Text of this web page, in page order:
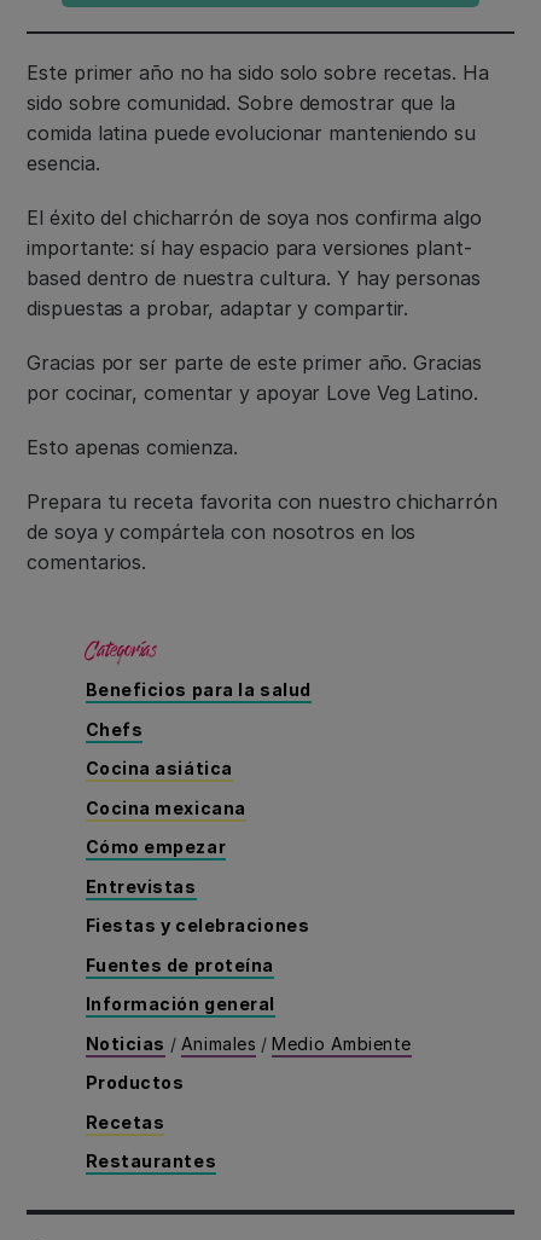
Este primer año no ha sido solo sobre recetas. Ha
sido sobre comunidad. Sobre demostrar que la
comida latina puede evolucionar manteniendo su
esencia.
El éxito del chicharrón de soya nos confirma algo
importante: sí hay espacio para versiones plant-
based dentro de nuestra cultura. Y hay personas
dispuestas a probar, adaptar y compartir.
Gracias por ser parte de este primer año. Gracias
por cocinar, comentar y apoyar Love Veg Latino.
Esto apenas comienza.
Prepara tu receta favorita con nuestro chicharrón
de soya y compártela con nosotros en los
comentarios.
Categorías
Beneficios para la salud
Chefs
Cocina asiática
Cocina mexicana
Cómo empezar
Entrevistas
Fiestas y celebraciones
Fuentes de proteína
Información general
Noticias / Animales /Medio Ambiente
Productos
Recetas
Restaurantes